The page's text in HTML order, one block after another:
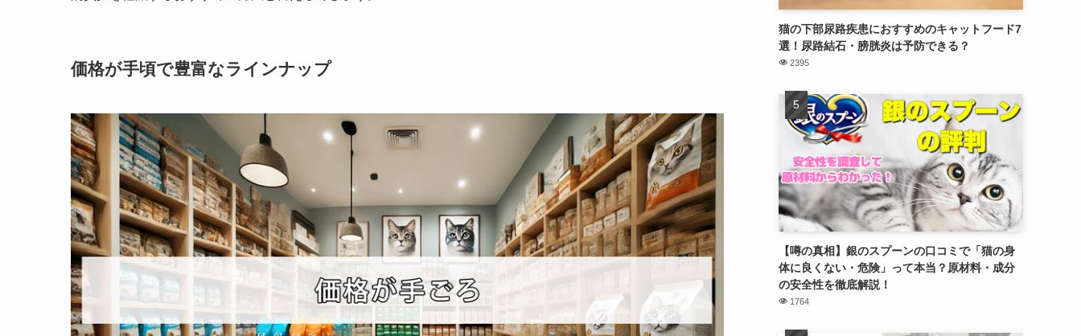
価格が手頃で豊富なラインナップ
猫の下部尿路疾患におすすめのキャットフード7
選！尿路結石・膀胱炎は予防できる？
2395
【噂の真相】銀のスプーンの口コミで「猫の身
体に良くない・危険」って本当？原材料・成分
の安全性を徹底解説！
1764